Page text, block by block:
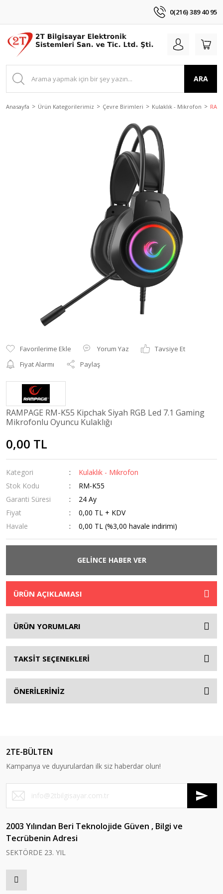
0(216) 389 40 95
ARA
Anasayfa Ürün Kategorilerimiz Çevre Birimleri Kulaklık - Mikrofon
Yorum Yaz
Tavsiye Et
Fiyat Alarmı
Paylaş
RAMPAGE RM-K55 Kipchak Siyah RGB Led 7.1 Gaming
Mikrofonlu Oyuncu Kulaklığı
0,00 TL
Kategori
Kulaklık - Mikrofon
Stok Kodu
RM-K55
Garanti Süresi
24 Ay
Fiyat
0,00 TL + KDV
Havale
0,00 TL (%3,00 havale indirimi)
GELİNCE HABER VER
ÜRÜN AÇIKLAMASI
ÜRÜN YORUMLARI
TAKSİT SEÇENEKLERİ
ÖNERİLERİNİZ
2TE-BÜLTEN
Kampanya ve duyurulardan ilk siz haberdar olun!
2003 Yılından Beri Teknolojide Güven , Bilgi ve
Tecrübenin Adresi
SEKTÖRDE 23. YIL